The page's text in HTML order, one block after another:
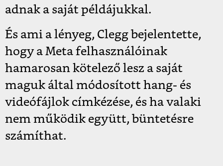
adnak a saját példájukkal.
És ami a lényeg, Clegg bejelentette,
hogy a Meta felhasználóinak
hamarosan kötelező lesz a saját
maguk által módosított hang- és
videófájlok címkézése, és ha valaki
nem működik együtt, büntetésre
számíthat.